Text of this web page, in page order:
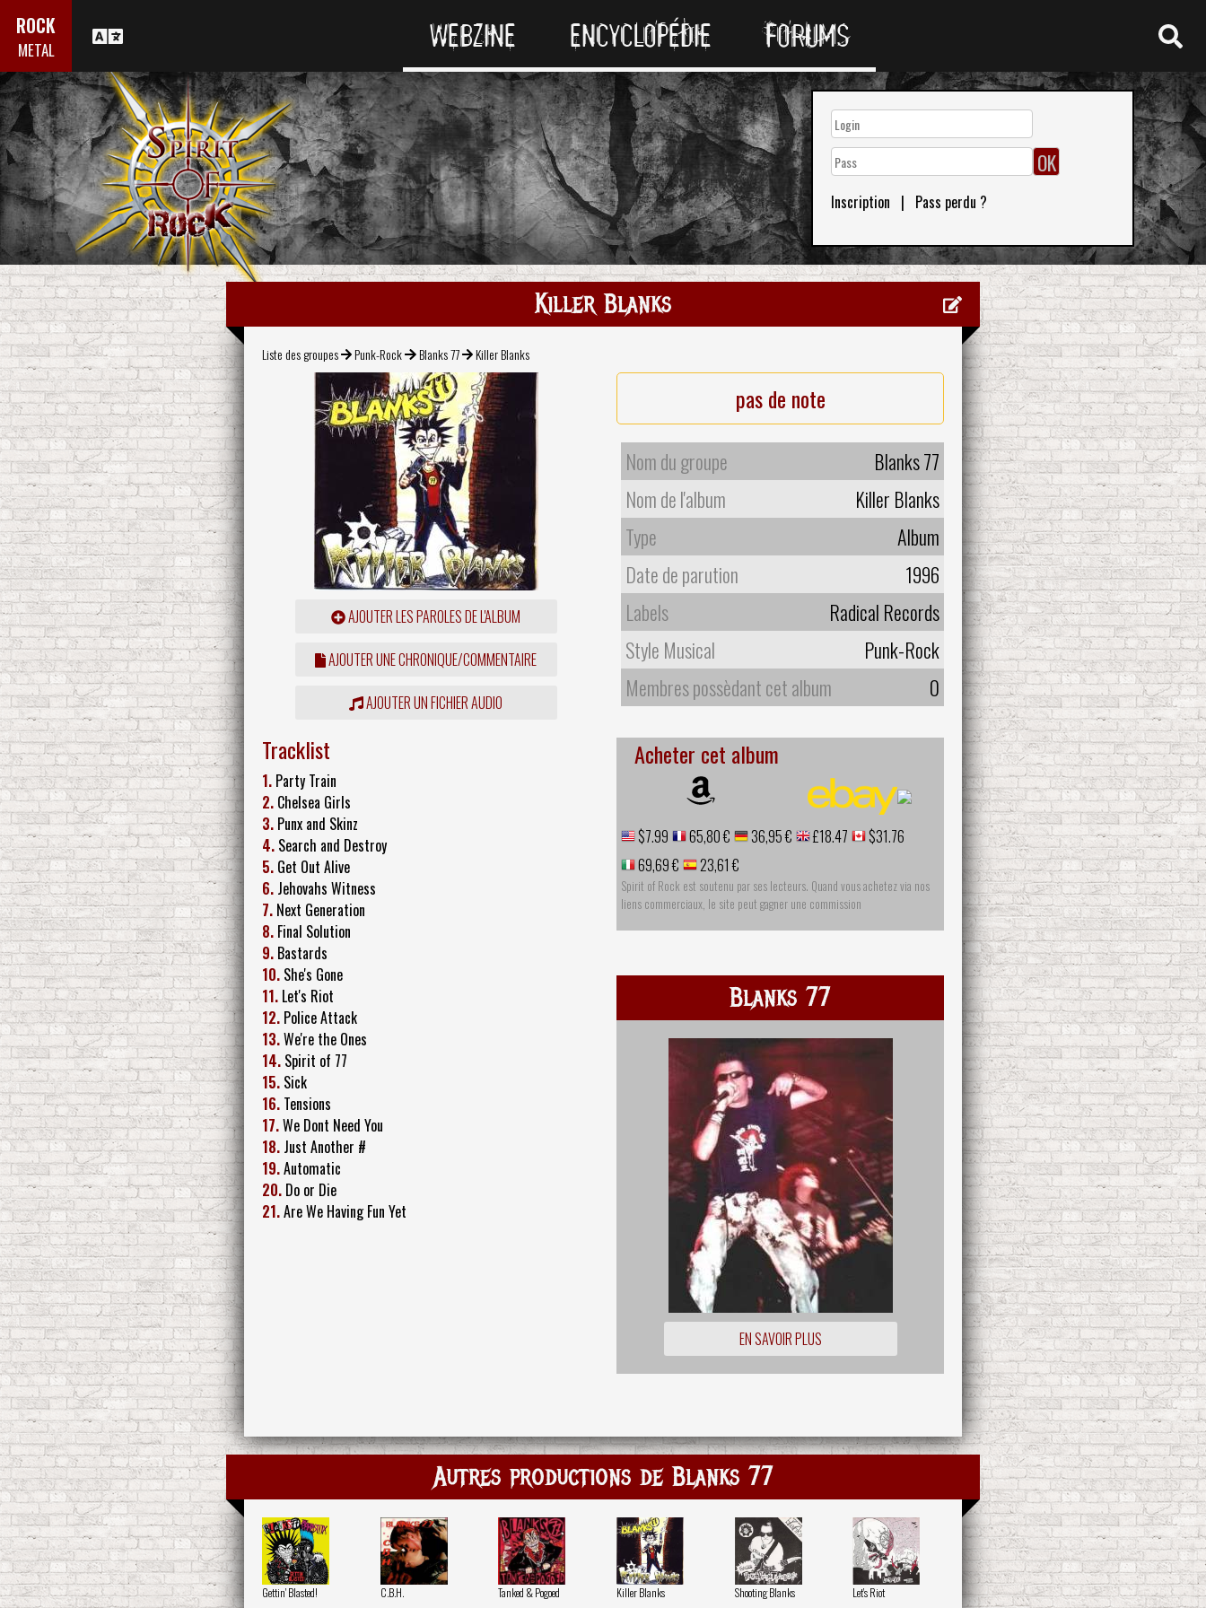
ROCK
METAL WEBZINE ENCYCLOPÉDIE FORUMS
Inscription | Pass perdu ?
Killer Blanks
Liste des groupes Punk-Rock Blanks 77 Killer Blanks
AJOUTER LES PAROLES DE L'ALBUM
AJOUTER UNE CHRONIQUE/COMMENTAIRE
AJOUTER UN FICHIER AUDIO
pas de note
Nom du groupe
Blanks 77
Nom de l'album
Killer Blanks
Type
Album
Date de parution
1996
Labels
Radical Records
Style Musical
Punk-Rock
Membres possèdant cet album
0
Tracklist
1. Party Train
2. Chelsea Girls
3. Punx and Skinz
4. Search and Destroy
5. Get Out Alive
6. Jehovahs Witness
7. Next Generation
8. Final Solution
9. Bastards
10. She's Gone
11. Let's Riot
12. Police Attack
13.We're the Ones
14. Spirit of 77
15. Sick
16. Tensions
17.We Dont Need You
18. Just Another #
19.Automatic
20. Do or Die
21.Are We Having Fun Yet
Acheter cet album
$7.99 65,80 € 36,95 € £18.47
$31.76
69,69 €
23,61 €
Spirit of Rock est soutenu par ses lecteurs. Quand vous achetez via nos
liens commerciaux, le site peut gagner une commission
Blanks 77
EN SAVOIR PLUS
Autres productions de Blanks 77
Gettin' Blasted! C.B.H. Tanked & Pogoed Killer Blanks Shooting Blanks Let's Riot